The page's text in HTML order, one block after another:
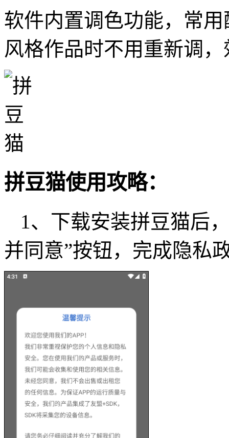
软件内置调色功能，常
风格作品时不用重新调
拼豆猫使用攻略：
1、下载安装拼豆猫后
并同意”按钮，完成隐私